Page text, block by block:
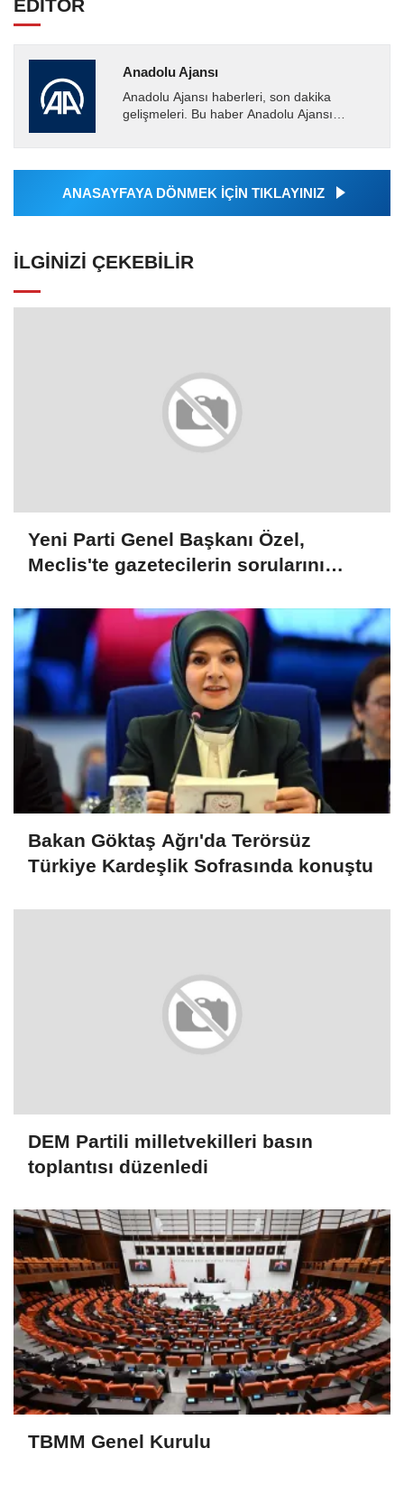
EDİTÖR
Anadolu Ajansı
Anadolu Ajansı haberleri, son dakika
gelişmeleri. Bu haber Anadolu Ajansı
tarafından geçilen tüm...
ANASAYFAYA DÖNMEK İÇİN TIKLAYINIZ
İLGINIZI ÇEKEBILIR
Yeni Parti Genel Başkanı Özel,
Meclis'te gazetecilerin sorularını
Bakan Göktaş Ağrı'da Terörsüz
Türkiye Kardeşlik Sofrasında konuştu
DEM Partili milletvekilleri basın
toplantısı düzenledi
TBMM Genel Kurulu